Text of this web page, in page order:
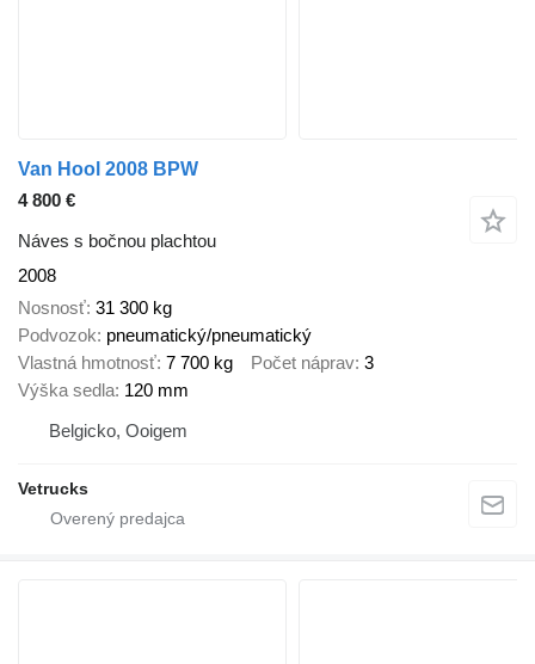
Van Hool 2008 BPW
4 800 €
Náves s bočnou plachtou
2008
Nosnosť 31 300 kg
Podvozok pneumatický/pneumatický
Vlastná hmotnosť 7 700 kg Počet náprav 3
Výška sedla 120 mm
Belgicko, Ooigem
Vetrucks